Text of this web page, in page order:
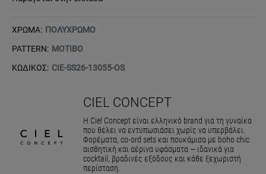
ΧΡΩΜΑ: ΠΟΛΥΧΡΩΜΟ
PATTERN: ΜΟΤΙΒΟ
ΚΩΔΙΚΟΣ: CIE-SS26-13055-OS
CIEL CONCEPT
Η Ciel Concept είναι ελληνικό brand για τη γυναίκα
που θέλει να εντυπωσιάσει χωρίς να υπερβάλει.
Φορέματα, co-ord sets και πουκάμισα με boho chic
αισθητική και αέρινα υφάσματα — ιδανικά για
cocktail, βραδινές εξόδους και κάθε ξεχωριστή
περίσταση.